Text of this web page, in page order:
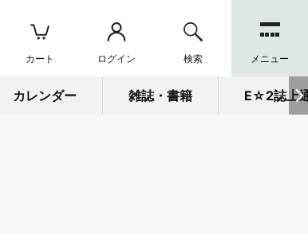
カート ログイン 検索 メニュー
カレンダー 雑誌・書籍 E☆2誌上